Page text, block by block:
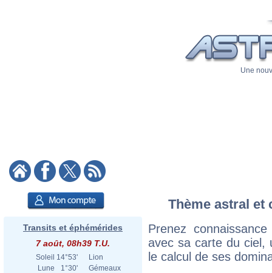
Une
Transits et éphémérides
7 août, 08h39 T.U.
Soleil 14°53'
Lion
Lune
1°30'
Gémeaux
Thème astral et
Prenez
avec sa carte du ciel,
le calcul de ses